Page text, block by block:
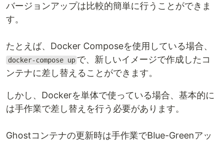
バージョンアップは比較的簡単に行うことができま
す。
たとえば、Docker Composeを使用している場合、
docker-compose up で、新しいイメージで作成したコ
ンテナに差し替えることができます。
しかし、Dockerを単体で使っている場合、基本的に
は手作業で差し替えを行う必要があります。
Ghostコンテナの更新時は手作業でBlue-Greenアッ